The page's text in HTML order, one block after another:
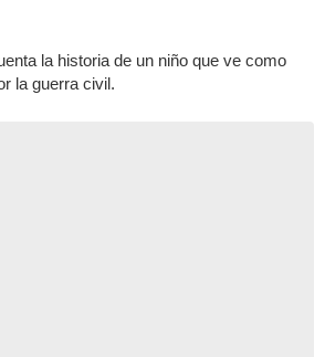
la historia de un niño que ve como
la guerra civil.